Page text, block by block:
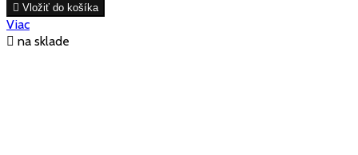
 Vložiť do košíka
Viac
 na sklade